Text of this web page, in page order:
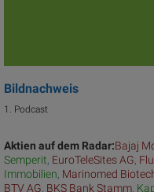
Bildnachweis
1. Podcast
Aktien auf dem Radar:Bajaj
Semperit, EuroTeleSites AG,
Immobilien, Marinomed
BTV AG, BKS Bank Stamm,